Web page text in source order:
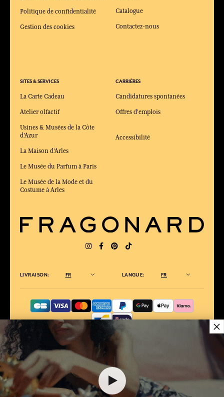
Politique de confidentialité
Gestion des cookies
SITES & SERVICES
La Carte Cadeau
Atelier olfactif
Usines & Musées de la Côte
d'Azur
La Maison d'Arles
Le Musée du Parfum à Paris
Le Musée de la Mode et du
Costume à Arles
Catalogue
Contactez-nous
CARRIÈRES
Candidatures spontanées
Offres d'emplois
Accessibilité
LIVRAISON: FR LANGUE: FR
ÉLU MEILLEUR SITE DE COMMERCE
en ligne 2025 par le magazine Capital
×